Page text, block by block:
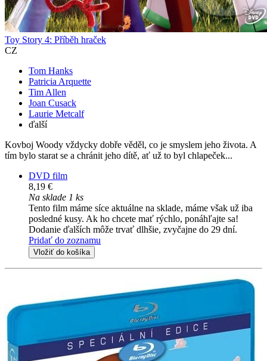
Toy Story 4: Příběh hraček
CZ
Tom Hanks
Patricia Arquette
Tim Allen
Joan Cusack
Laurie Metcalf
ďalší
Kovboj Woody vždycky dobře věděl, co je smyslem jeho života. A
tím bylo starat se a chránit jeho dítě, ať už to byl chlapeček...
DVD film
8,19 €
Na sklade 1 ks
Tento film máme síce aktuálne na sklade, máme však už iba
posledné kusy. Ak ho chcete mať rýchlo, ponáhľajte sa!
Dodanie ďalších môže trvať dlhšie, zvyčajne do 29 dní.
Pridať do zoznamu
Vložiť do košíka